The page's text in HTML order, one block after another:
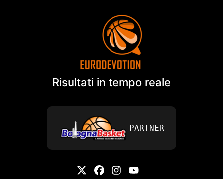
Risultati in tempo reale
PARTNER